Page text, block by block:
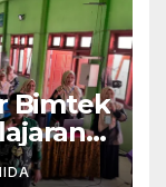
Bimtek